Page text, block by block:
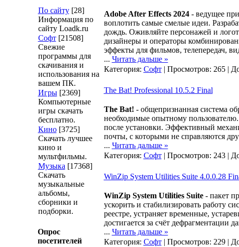
По сайту [28]
Информация по
сайту Loadk.ru
Софт [21508]
Свежие
программы для
скачивания и
использования на
вашем ПК.
Игры [2369]
Компьютерные
игры скачать
бесплатно.
Кино [3725]
Скачать лучшее
кино и
мультфильмы.
Музыка [17368]
Скачать
музыкальные
альбомы,
сборники и
подборки.
Опрос
посетителей
Adobe After Effects 2024- ведущее
воплотить самые смелые идеи.
дождь. Оживляйте персонажей и
дизайнеры и операторы
эффекты для фильмов, телепередач,
... Читать дальше »
Категория: Софт| Просмотров: 265 |
The Bat! Professional 10.5.2 Final
The Bat! - общепризнанная система
необходимые опытному
после установки. Эффективный
почты, с которыми не справляются
... Читать дальше »
Категория: Софт| Просмотров: 243 |
WinZip System Utilities Suite 4.0.0.28
WinZip System Utilities Suite- пакет
ускорить и стабилизировать работу
реестре, устраняет временные,
достигается за счёт дефрагментации
... Читать дальше »
Категория: Софт| Просмотров: 229 |